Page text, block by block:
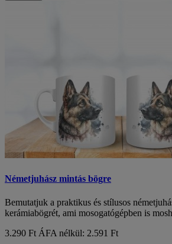
Németjuhász mintás bögre
Bemutatjuk a praktikus és stílusos
kerámiabögrét, ami mosogatógépben is
3.290 Ft ÁFA nélkül: 2.591 Ft